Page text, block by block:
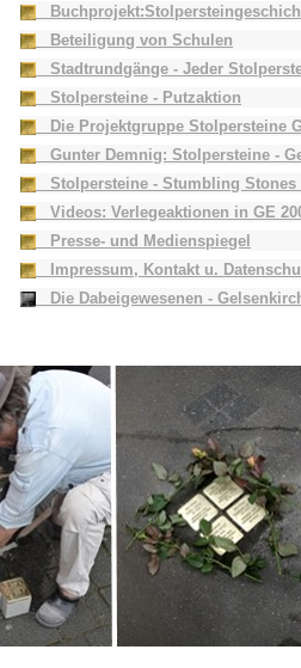
Beteiligung von Schulen
Stadtrundgänge - Jeder
Stolpersteine - Putzaktion
Die Projektgruppe Stolpersteine
Gunter Demnig: Stolpersteine -
Stolpersteine - Stumbling Stones
Videos: Verlegeaktionen in GE
Presse- und Medienspiegel
Impressum, Kontakt u.
Die Dabeigewesenen -